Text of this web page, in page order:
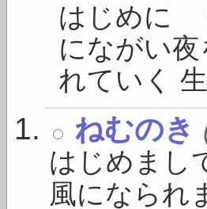
はじめに
にながい
れていく
ねむのき
はじめまし
風になられ